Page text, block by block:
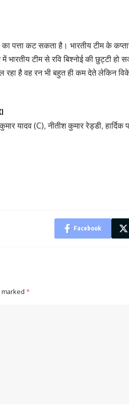
कट सकता है। भारतीय टीम के
भारतीय टीम से रवि बिश्नोई की छुट्टी
रहा है वह रन भी बहुत ही कम देते लेकिन
यादव (C), नीतीश कुमार रेड्डी,
Facebook
*